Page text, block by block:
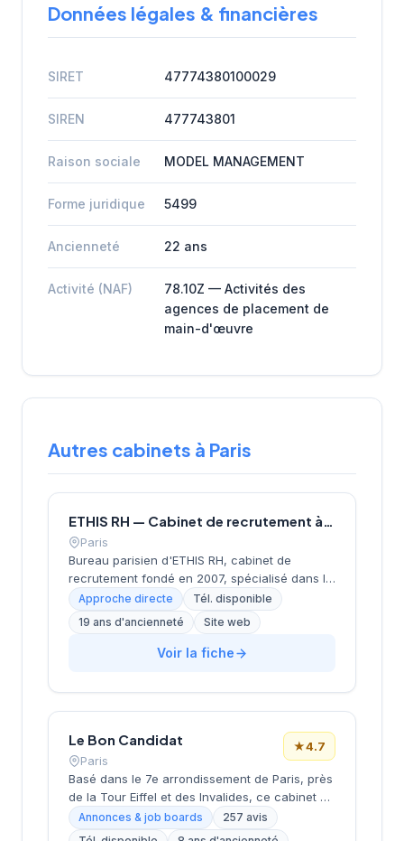
Données légales & financières
SIRET 47774380100029
SIREN 477743801
Raison sociale MODEL MANAGEMENT
Forme juridique 5499
Ancienneté 22 ans
Activité (NAF)
78.10Z — Activités des
agences de placement de
main-d'œuvre
Autres cabinets à Paris
ETHIS RH — Cabinet de recrutement à Paris
Paris
Bureau parisien d'ETHIS RH, cabinet de
recrutement fondé en 2007, spécialisé dans le
conseil en ressources humaines, le
recrutement de cadres et dirigeants, le
coaching et l'outplacement. Situé au 16 rue de
Monceau dans le 8e arrondissement de Paris,
Approche directe
Tél. disponible
19 ans d'ancienneté
Site web
Voir la fiche
Le Bon Candidat
Paris
★4.7
Basé dans le 7e arrondissement de Paris, près
de la Tour Eiffel et des Invalides, ce cabinet de
recrutement bénéficie d'une localisation
prestigieuse au cœur de la capitale. Installé
Annonces & job boards
257 avis